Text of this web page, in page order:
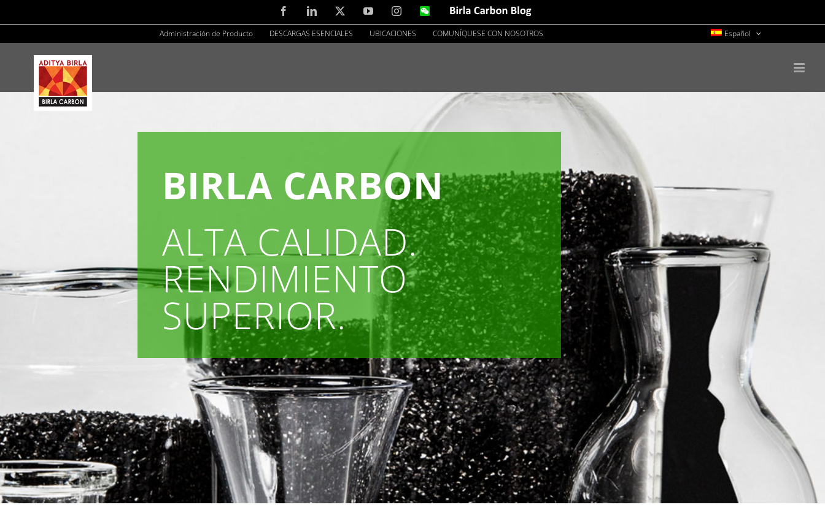
to
content
FacebookLinkedIn YouTubeInstagramWeChatBirla
Blog
Administración de Producto DESCARGAS ESENCIALES UBICACIONES COMUNÍQUESE CON NOSOTROS Español
BIRLA CARBON
ALTA CALIDAD.
RENDIMIENTO
SUPERIOR.